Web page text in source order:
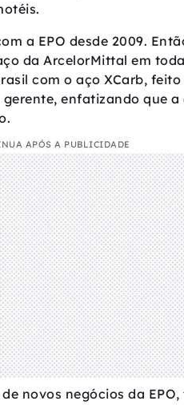
a EPO desde 2009.
da ArcelorMittal em
com o aço XCarb,
enfatizando que a
APÓS A PUBLICIDADE
novos negócios da